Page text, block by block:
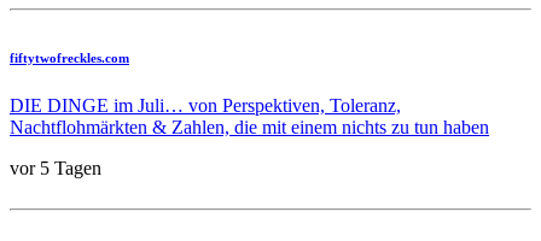
fiftytwofreckles.com
DIE DINGE im Juli… von Perspektiven, Toleranz,
Nachtflohmärkten & Zahlen, die mit einem nichts zu tun haben
vor 5 Tagen